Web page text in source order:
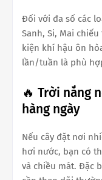
Đối với đa số các
Sanh, Si, Mai
kiện khí hậu ôn
lần/tuần là phù
🔥 Trời nắng
hàng ngày
Nếu cây đặt nơi
hơi nước, bạn có
và chiều mát. Đặc